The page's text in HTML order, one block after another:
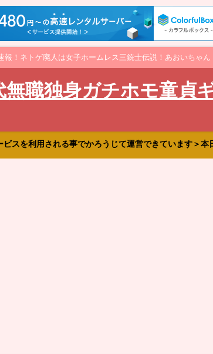
！ネトゲ廃人は女子ホームレス三銃士伝説！あおいちゃ
職独身ガチホモ童貞
スを利用される事でかろうじて運営できています＞